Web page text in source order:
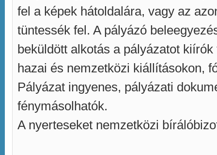
fel a képek hátoldalára, vagy az
tüntessék fel. A pályázó
beküldött alkotás a pályázatot
hazai és nemzetközi kiállításokon,
Pályázat ingyenes, pályázati
fénymásolhatók.
A nyerteseket nemzetközi